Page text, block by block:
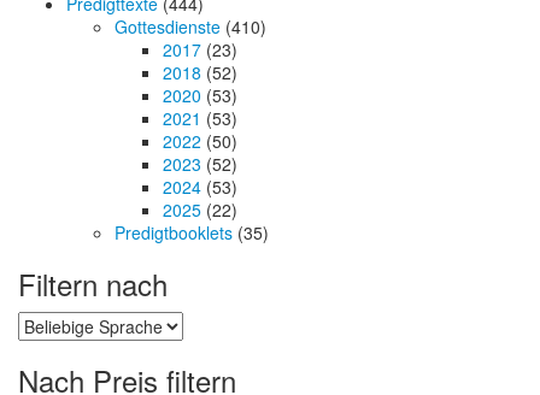
Gottesdienste (410)
2017 (23)
2018 (52)
2020 (53)
2021 (53)
2022 (50)
2023 (52)
2024 (53)
2025 (22)
Predigtbooklets (35)
Filtern nach
Nach Preis filtern